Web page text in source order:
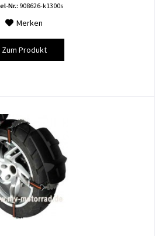
Nr.: 908626-k1300s
Merken
Zum Produkt